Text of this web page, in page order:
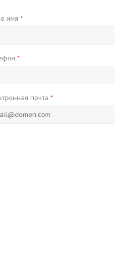
имя *
*
почта *